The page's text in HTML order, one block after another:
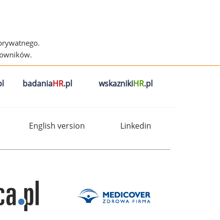
badaniaHR.pl wskaznikiHR.pl
English version Linkedin